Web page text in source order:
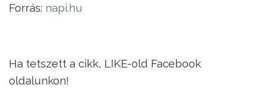
Forrás: napi.hu
Ha tetszett a cikk, LIKE-old Facebook
oldalunkon!